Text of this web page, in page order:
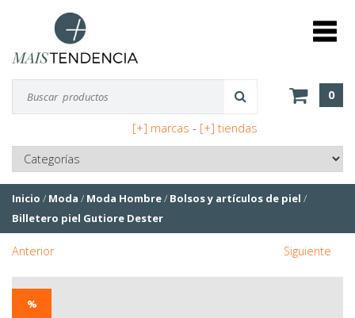
0
[+] marcas - [+] tiendas
Inicio / Moda / Moda Hombre/ Bolsos y artículos de piel /
Billetero piel Gutiore Dester
Anterior Siguiente
%